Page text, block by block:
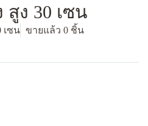
ง 30 เซน
เซน ขายแล้ว 0 ชิ้น